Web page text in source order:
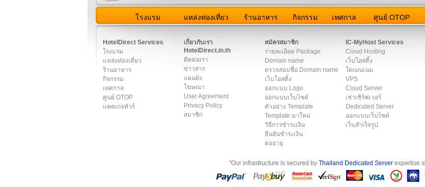
โรงแรม แหล่งท่องเที่ยว ร้านอาหาร กิจกรรม เทศกาล ศูนย์ OTOP
HotelDirect Services
โรงแรม
แหล่งท่องเที่ยว
ร้านอาหาร
กิจกรรม
เทศกาล
ศูนย์ OTOP
แพคเกจทัวร์
เกี่ยวกับเรา
HotelDirect.in.th
ติดต่อเรา
ข่าวสาร
แผนผัง
โฆษณา
User Agreement
Privacy Policy
สมาชิก
สมัครสมาชิก
รายละเอียด Package
Domain name
ตรวจสอบชื่อ Domain name
เว็บโฮสติ้ง
ออกแบบ Logo
ออกแบบเว็บไซต์
ตัวอย่าง Template
Template มาใหม่
วิธีการชำระเงิน
ยืนยันชำระเงิน
ต่ออายุ
IC-MyHost Services
Cloud Hosting
เว็บโฮสติ้ง
โดเมนเนม
VPS
Cloud Server
เช่าเซิร์ฟเวอร์
Dedicated Server
ออกแบบเว็บไซต์
เว็บสำเร็จรูป
"Our infrastructure is secured by Thailand Dedicated Serverexpertise